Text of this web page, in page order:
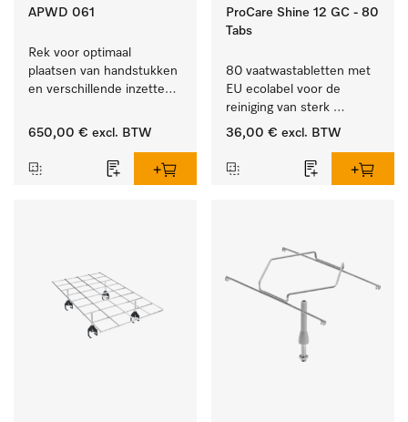
APWD 061
Rek voor optimaal
plaatsen van handstukken
en verschillende inzetten
650,00 € excl. BTW
ProCare Shine 12 GC - 80
Tabs
80 vaatwastabletten met
EU ecolabel voor de
reiniging van sterk
vervuild serviesgoed,
36,00 € excl. BTW